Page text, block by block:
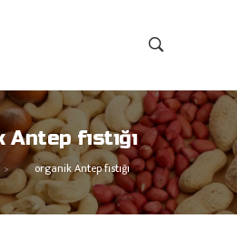
fıstığı
> organik Antep fıstığı